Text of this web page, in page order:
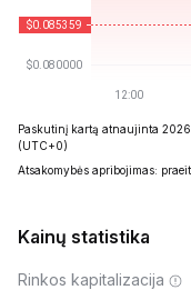
Paskutinį kartą atnaujinta
(UTC+0)
Atsakomybės apribojimas:
Kainų statistika
Rinkos kapitalizacija